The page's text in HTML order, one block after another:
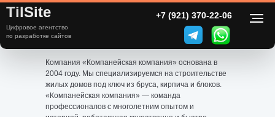
TilSite
Цифровое агентство
по разработке сайтов
+7 (921) 370-22-06
О компании
Компания «Компанейская компания» основана в
2004 году. Мы специализируемся на строительстве
жилых домов под ключ из бруса, кирпича и блоков.
«Компанейская компания» — команда
профессионалов с многолетним опытом и